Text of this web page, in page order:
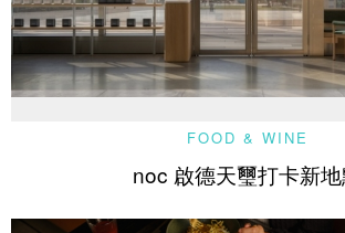
FOOD & WINE
noc 啟德天璽打卡新